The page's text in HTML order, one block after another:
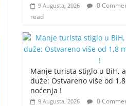
9 Augusta, 2026 0
read
Manje turista stiglo u BiH,
duže: Ostvareno više od
noćenja !
9 Augusta, 2026 0